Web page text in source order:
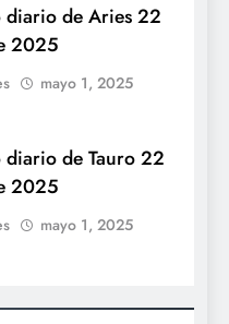
diario de Aries 22
2025
mayo 1, 2025
de Tauro 22
2025
mayo 1, 2025